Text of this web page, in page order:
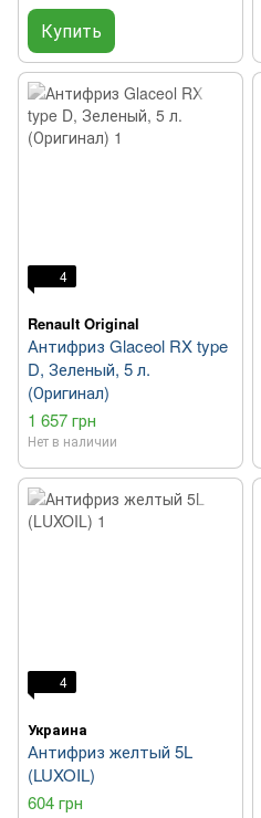
Купить
4
Renault Original
Антифриз Glaceol RX type
D, Зеленый, 5 л.
(Оригинал)
1 657 грн
Нет в наличии
4
Украина
Антифриз желтый 5L
(LUXOIL)
604 грн